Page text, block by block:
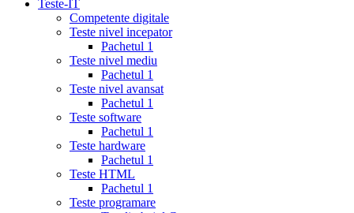
Teste-IT
Competente digitale
Teste nivel incepator
Pachetul 1
Teste nivel mediu
Pachetul 1
Teste nivel avansat
Pachetul 1
Teste software
Pachetul 1
Teste hardware
Pachetul 1
Teste HTML
Pachetul 1
Teste programare